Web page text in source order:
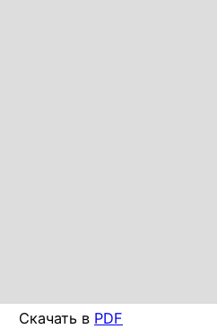
Скачать в PDF